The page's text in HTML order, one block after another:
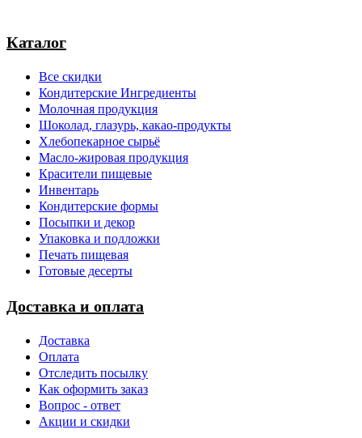
Каталог
Все скидки
Кондитерские Ингредиенты
Молочная продукция
Шоколад, глазурь, какао-продукты
Хлебопекарное сырьё
Масло-жировая продукция
Красители пищевые
Инвентарь
Кондитерские формы
Посыпки и декор
Упаковка и подложки
Печать пищевая
Готовые десерты
Доставка и оплата
Доставка
Оплата
Отследить посылку
Как оформить заказ
Вопрос - ответ
Акции и скидки